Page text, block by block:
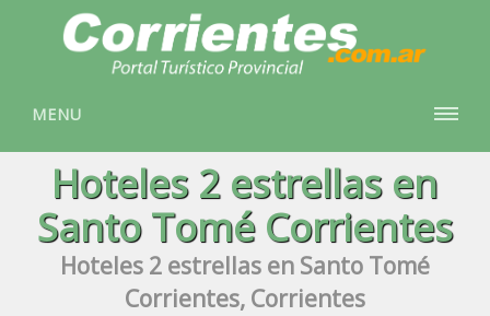
MENU
Hoteles 2 estrellasen
Santo Tomé Corrientes
Hoteles 2 estrellasen Santo Tomé
Corrientes, Corrientes